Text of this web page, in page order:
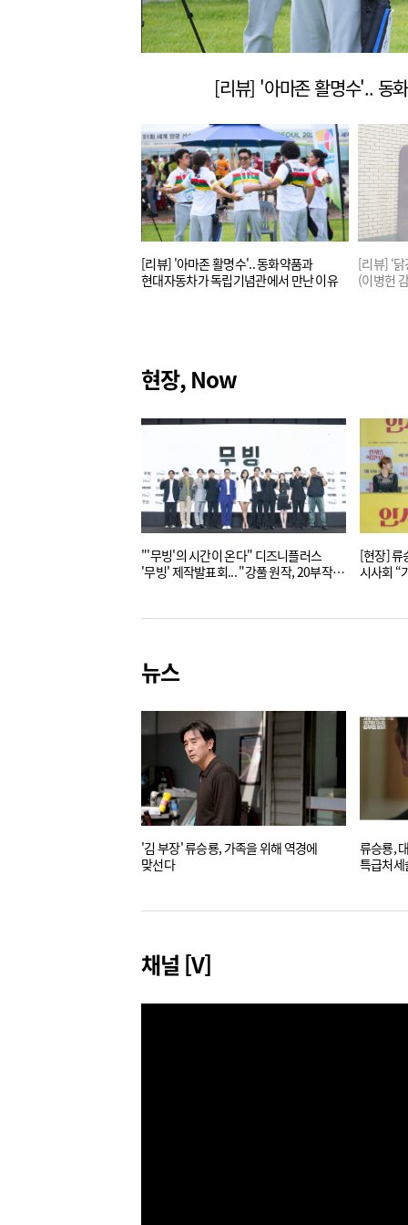
[리뷰] '아마존 활명수'.. 동화약품과
현대자동차가 독립기념관에서 만난 이유
[리뷰] ‘
(이병헌
현장, Now
"'무빙'의 시간이 온다" 디즈니플러스
'무빙' 제작발표회... "강풀 원작, 20부작,
[현장] 류
시사회 “
뉴스
'김 부장' 류승룡, 가족을 위해 역경에
맞선다
류승룡,
특급처
채널 [V]